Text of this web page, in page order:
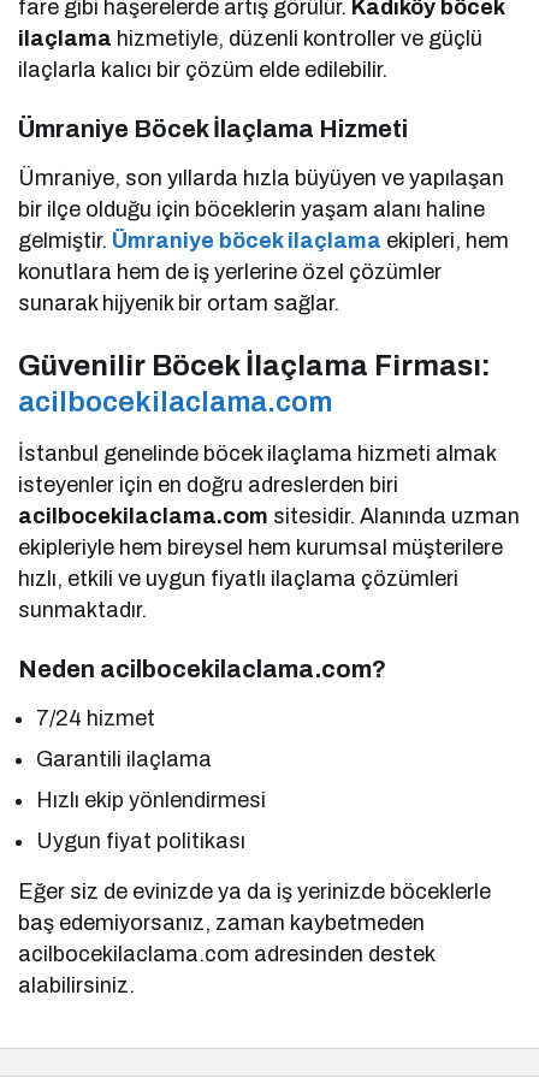
fare gibi haşerelerde artış görülür. Kadıköy böcek
ilaçlama hizmetiyle, düzenli kontroller ve güçlü
ilaçlarla kalıcı bir çözüm elde edilebilir.
Ümraniye Böcek İlaçlama Hizmeti
Ümraniye, son yıllarda hızla büyüyen ve yapılaşan
bir ilçe olduğu için böceklerin yaşam alanı haline
gelmiştir. Ümraniye böcek ilaçlama ekipleri, hem
konutlara hem de iş yerlerine özel çözümler
sunarak hijyenik bir ortam sağlar.
Güvenilir Böcek İlaçlama Firması:
acilbocekilaclama.com
İstanbul genelinde böcek ilaçlama hizmeti almak
isteyenler için en doğru adreslerden biri
acilbocekilaclama.com sitesidir. Alanında uzman
ekipleriyle hem bireysel hem kurumsal müşterilere
hızlı, etkili ve uygun fiyatlı ilaçlama çözümleri
sunmaktadır.
Neden acilbocekilaclama.com?
7/24 hizmet
Garantili ilaçlama
Hızlı ekip yönlendirmesi
Uygun fiyat politikası
Eğer siz de evinizde ya da iş yerinizde böceklerle
baş edemiyorsanız, zaman kaybetmeden
acilbocekilaclama.com adresinden destek
alabilirsiniz.